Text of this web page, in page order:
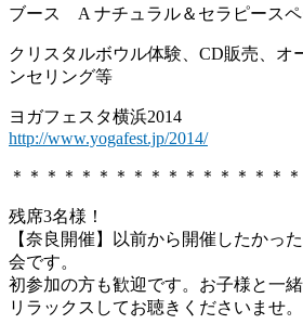
ブース A ナチュラル＆セラピース
クリスタルボウル体験、CD販売、オ
ンセリング等
ヨガフェスタ横浜2014
http://www.yogafest.jp/2014/
＊＊＊＊＊＊＊＊＊＊＊＊＊＊＊＊
残席3名様！
【奈良開催】以前から開催したかっ
会です。
初参加の方も歓迎です。お子様と一緒
リラックスしてお聴きくださいませ。